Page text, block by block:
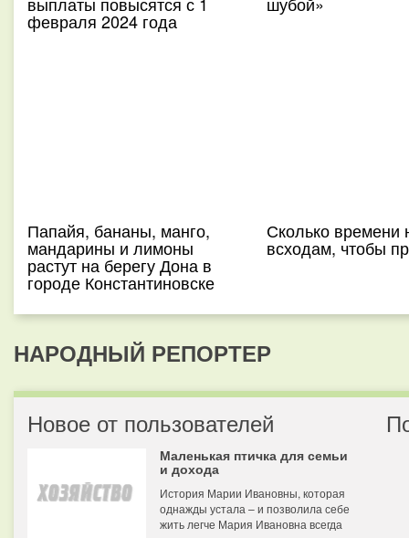
февраля 2024 года
Папайя, бананы, манго,
мандарины и лимоны
растут на берегу Дона в
городе Константиновске
Сколько времени
всходам, чтобы
НАРОДНЫЙ РЕПОРТЕР
Новое от пользователей
Маленькая птичка для семьи
и дохода
История Марии Ивановны, которая
однажды устала – и позволила себе
жить легче Мария Ивановна всегда